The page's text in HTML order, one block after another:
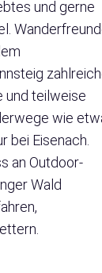
und gerne
und teilweise
wie
bei Eisenach.
an Outdoor-
Wald